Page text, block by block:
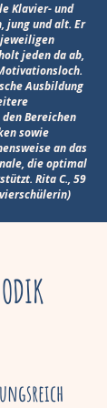
Klavier- und
jung und alt. Er
jeden da ab,
Ausbildung
Bereichen
sowie
an das
die optimal
Rita C., 59